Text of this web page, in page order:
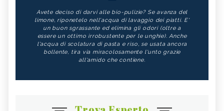
Avete deciso di darvi alle bio-pulizie? Se avanza del
limone, riponetelo nell'acqua di lavaggio dei piatti. E'
un buon sgrassante ed elimina gli odori (oltre a
essere un ottimo irrobustente per le unghie). Anche
l'acqua di scolatura di pasta e riso, se usata ancora
bollente, tira via miracolosamente l'unto grazie
all'amido che contiene.